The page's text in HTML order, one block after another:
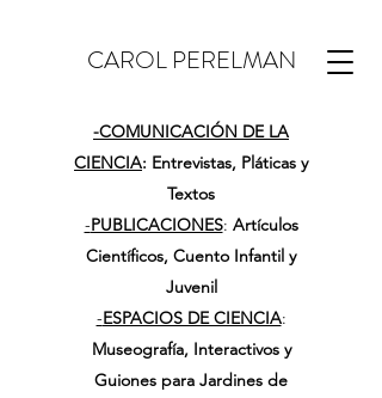
CAROL PERELMAN
-COMUNICACIÓN DE LA
CIENCIA: Entrevistas, Pláticas y
Textos
-PUBLICACIONES: Artículos
Científicos, Cuento Infantil y
Juvenil
-ESPACIOS DE CIENCIA:
Museografía, Interactivos y
Guiones para Jardines de